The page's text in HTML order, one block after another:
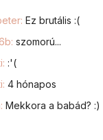
Ez brutális :(
szomorú...
:'(
4 hónapos
Mekkora a babád? :)